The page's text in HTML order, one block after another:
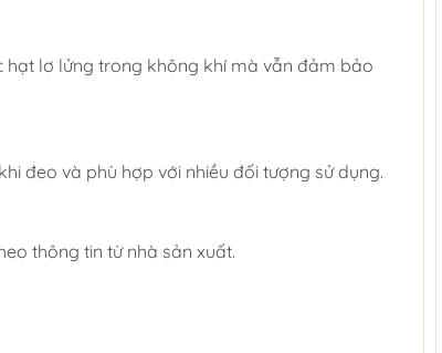
hạt lơ lửng trong không khí mà vẫn đảm bảo
đeo và phù hợp với nhiều đối tượng sử dụng.
thông tin từ nhà sản xuất.